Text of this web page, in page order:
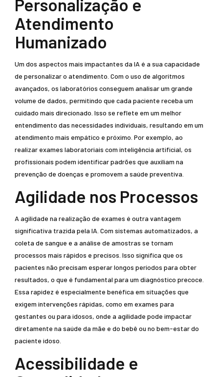
Personalização e
Atendimento
Humanizado
Um dos aspectos mais impactantes da IA é a sua capacidade
de personalizar o atendimento. Com o uso de algoritmos
avançados, os laboratórios conseguem analisar um grande
volume de dados, permitindo que cada paciente receba um
cuidado mais direcionado. Isso se reflete em um melhor
entendimento das necessidades individuais, resultando em um
atendimento mais empático e próximo. Por exemplo, ao
realizar exames laboratoriais com inteligência artificial, os
profissionais podem identificar padrões que auxiliam na
prevenção de doenças e promovem a saúde preventiva.
Agilidade nos Processos
A agilidade na realização de exames é outra vantagem
significativa trazida pela IA. Com sistemas automatizados, a
coleta de sangue e a análise de amostras se tornam
processos mais rápidos e precisos. Isso significa que os
pacientes não precisam esperar longos períodos para obter
resultados, o que é fundamental para um diagnóstico precoce.
Essa rapidez é especialmente benéfica em situações que
exigem intervenções rápidas, como em exames para
gestantes ou para idosos, onde a agilidade pode impactar
diretamente na saúde da mãe e do bebê ou no bem-estar do
paciente idoso.
Acessibilidade e